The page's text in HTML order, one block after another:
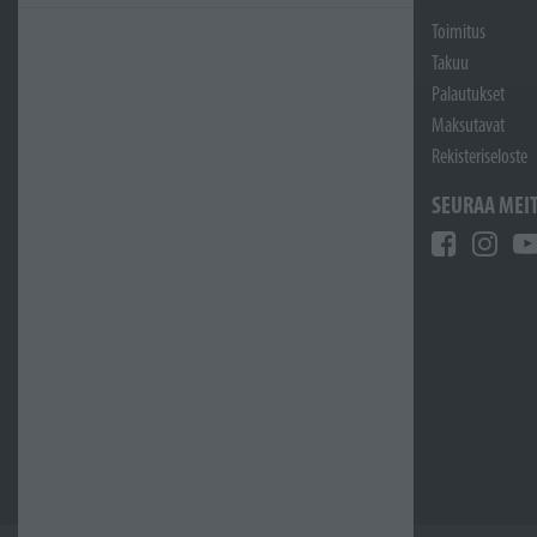
Toimitus
Takuu
Palautukset
Maksutavat
Rekisteriseloste
SEURAA